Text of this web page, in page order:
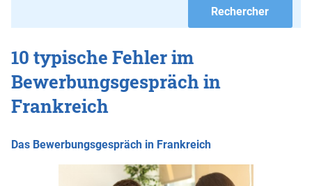
10 typische Fehler im
Bewerbungsgespräch in
Frankreich
Das Bewerbungsgespräch in Frankreich